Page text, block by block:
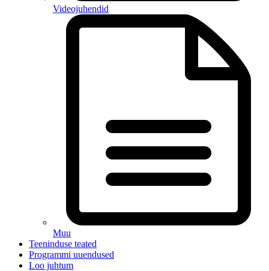
Videojuhendid
Muu
Teeninduse teated
Programmi uuendused
Loo juhtum